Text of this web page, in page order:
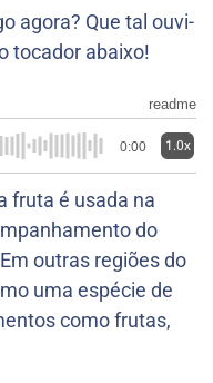
agora? Que tal ouvi-
tocador abaixo!
readme
0:00 1.0x
fruta é usada na
do
outras regiões do
uma espécie de
como frutas,